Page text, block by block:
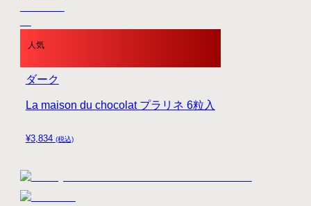
人気
¥3,834 (税込)
La maison du chocolat プラリネ 6粒入
ダーク